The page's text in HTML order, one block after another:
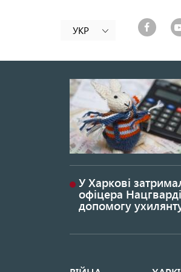
УКР
У Харкові
офіцера
допомогу